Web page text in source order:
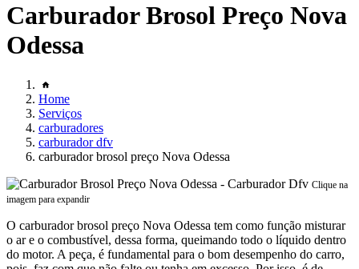
Carburador Brosol Preço Nova
Odessa
Home
Serviços
carburadores
carburador dfv
carburador brosol preço Nova Odessa
Clique na
imagem para expandir
O carburador brosol preço Nova Odessa tem como função misturar
o ar e o combustível, dessa forma, queimando todo o líquido dentro
do motor. A peça, é fundamental para o bom desempenho do carro,